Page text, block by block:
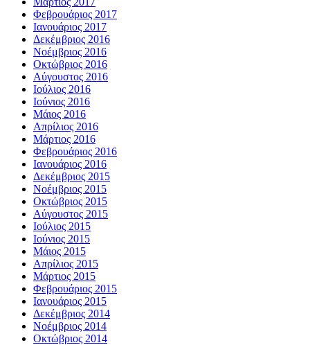
Φεβρουάριος 2017
Ιανουάριος 2017
Δεκέμβριος 2016
Νοέμβριος 2016
Οκτώβριος 2016
Αύγουστος 2016
Ιούλιος 2016
Ιούνιος 2016
Μάιος 2016
Απρίλιος 2016
Μάρτιος 2016
Φεβρουάριος 2016
Ιανουάριος 2016
Δεκέμβριος 2015
Νοέμβριος 2015
Οκτώβριος 2015
Αύγουστος 2015
Ιούλιος 2015
Ιούνιος 2015
Μάιος 2015
Απρίλιος 2015
Μάρτιος 2015
Φεβρουάριος 2015
Ιανουάριος 2015
Δεκέμβριος 2014
Νοέμβριος 2014
Οκτώβριος 2014